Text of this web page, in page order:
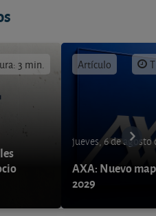
3 min. Artículo
jueves, 6 de agosto
AXA: Nuevo
2029